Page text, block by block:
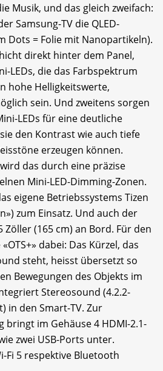
Musik, und das gleich zweifach:
Samsung-TV die QLED-
Dots = Folie mit Nanopartikeln).
direkt hinter dem Panel,
LEDs, die das Farbspektrum
hohe Helligkeitswerte,
sein. Und zweitens sorgen
LEDs für eine deutliche
den Kontrast wie auch tiefe
erzeugen können.
das durch eine präzise
Mini-LED-Dimming-Zonen.
eigene Betriebssystems Tizen
zum Einsatz. Und auch der
(165 cm) an Bord. Für den
dabei: Das Kürzel, das
steht, heisst übersetzt so
Bewegungen des Objekts im
Stereosound (4.2.2-
in den Smart-TV. Zur
bringt im Gehäuse 4 HDMI-2.1-
zwei USB-Ports unter.
Fi 5 respektive Bluetooth